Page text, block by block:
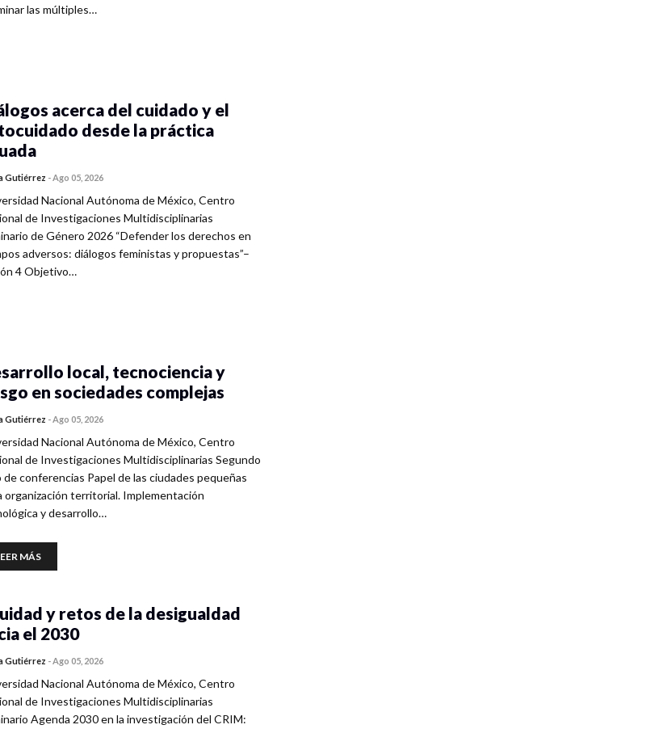
las múltiples…
acerca del cuidado y el
desde la práctica
Gutiérrez -Ago 05, 2026
Nacional Autónoma de México, Centro
de Investigaciones Multidisciplinarias
de Género 2026 “Defender los derechos en
adversos: diálogos feministas y propuestas”–
4 Objetivo…
local, tecnociencia y
en sociedades complejas
Gutiérrez -Ago 05, 2026
Nacional Autónoma de México, Centro
de Investigaciones Multidisciplinarias Segundo
de conferencias Papel de las ciudades pequeñas
organización territorial. Implementación
y desarrollo…
MÁS
y retos de la desigualdad
el 2030
Gutiérrez -Ago 05, 2026
Nacional Autónoma de México, Centro
de Investigaciones Multidisciplinarias
Agenda 2030 en la investigación del CRIM: